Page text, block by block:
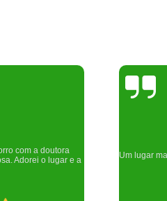
Lilian
serei grata pelo que fizeram por
nós!